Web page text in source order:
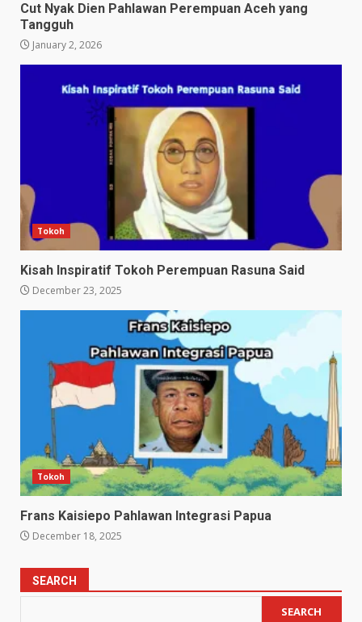
Cut Nyak Dien Pahlawan Perempuan Aceh yang
Tangguh
January 2, 2026
Tokoh
Kisah Inspiratif Tokoh Perempuan Rasuna Said
December 23, 2025
Tokoh
Frans Kaisiepo Pahlawan Integrasi Papua
December 18, 2025
SEARCH
SEARCH